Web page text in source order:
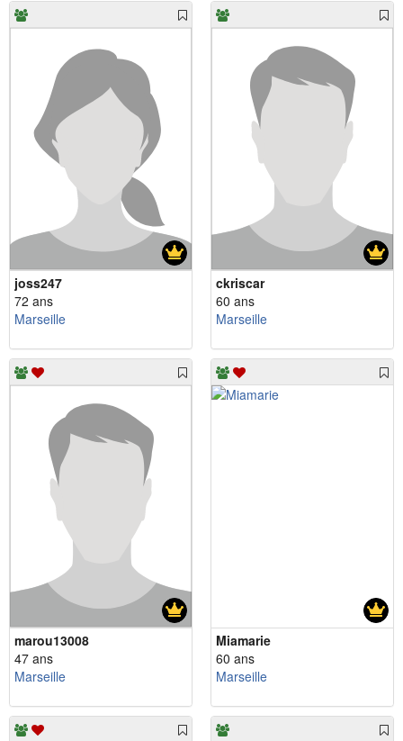
joss247
72 ans
Marseille
ckriscar
60 ans
Marseille
marou13008
47 ans
Marseille
Miamarie
60 ans
Marseille